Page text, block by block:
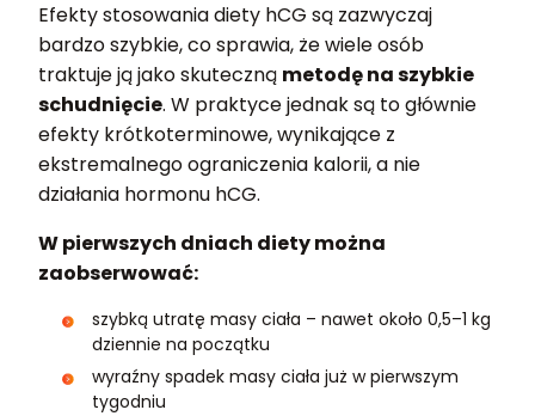
Efekty stosowania diety hCG są zazwyczaj
bardzo szybkie, co sprawia, że wiele osób
traktuje ją jako skuteczną metodę na szybkie
schudnięcie. W praktyce jednak są to głównie
efekty krótkoterminowe, wynikające z
ekstremalnego ograniczenia kalorii, a nie
działania hormonu hCG.
W pierwszych dniach diety można
zaobserwować:
szybką utratę masy ciała – nawet około 0,5–1 kg
dziennie na początku
wyraźny spadek masy ciała już w pierwszym
tygodniu